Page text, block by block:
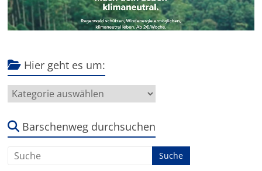
Hier geht es um:
Hier
geht
um:Barschenweg durchsuchen